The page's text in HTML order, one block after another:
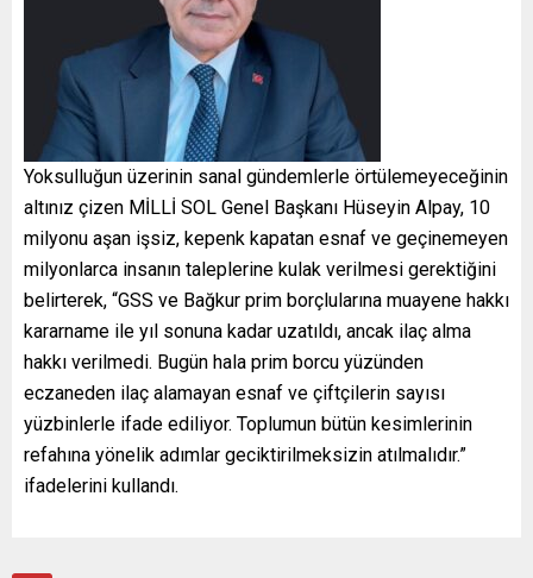
Yoksulluğun üzerinin sanal gündemlerle örtülemeyeceğinin
altınız çizen MİLLİ SOL Genel Başkanı Hüseyin Alpay, 10
milyonu aşan işsiz, kepenk kapatan esnaf ve geçinemeyen
milyonlarca insanın taleplerine kulak verilmesi gerektiğini
belirterek, “GSS ve Bağkur prim borçlularına muayene hakkı
kararname ile yıl sonuna kadar uzatıldı, ancak ilaç alma
hakkı verilmedi. Bugün hala prim borcu yüzünden
eczaneden ilaç alamayan esnaf ve çiftçilerin sayısı
yüzbinlerle ifade ediliyor. Toplumun bütün kesimlerinin
refahına yönelik adımlar geciktirilmeksizin atılmalıdır.”
ifadelerini kullandı.